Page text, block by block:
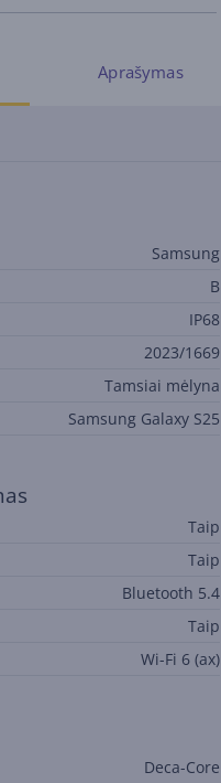
Aprašymas
Samsung
B
IP68
2023/1669
Tamsiai mėlyna
Samsung Galaxy S25
Taip
Taip
Bluetooth 5.4
Taip
Wi-Fi 6 (ax)
Deca-Core